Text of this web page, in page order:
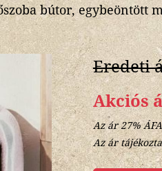
bútor, egybeöntött
Eredeti
Akciós
Az ár 27%
Az ár